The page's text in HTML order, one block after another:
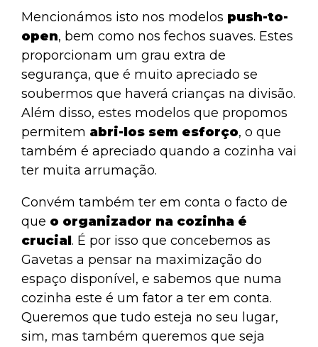
Mencionámos isto nos modelos push-to-
open, bem como nos fechos suaves. Estes
proporcionam um grau extra de
segurança, que é muito apreciado se
soubermos que haverá crianças na divisão.
Além disso, estes modelos que propomos
permitem abri-los sem esforço, o que
também é apreciado quando a cozinha vai
ter muita arrumação.
Convém também ter em conta o facto de
que o organizador na cozinha é
crucial. É por isso que concebemos as
Gavetas a pensar na maximização do
espaço disponível, e sabemos que numa
cozinha este é um fator a ter em conta.
Queremos que tudo esteja no seu lugar,
sim, mas também queremos que seja